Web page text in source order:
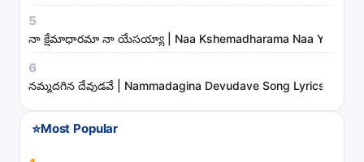
t
s
d
5
నా క్షేమాధారమా నా యేసయ్యా | Naa Kshemadharama Naa Yesayya
6
నమ్మదగిన దేవుడవే | Nammadagina Devudave Song Lyrics
⭐Most Popular